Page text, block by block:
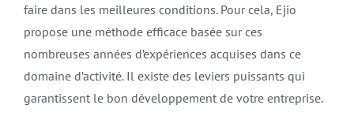
faire dans les meilleures conditions. Pour cela, Ejio
propose une méthode efficace basée sur ces
nombreuses années d’expériences acquises dans ce
domaine d’activité. Il existe des leviers puissants qui
garantissent le bon développement de votre entreprise.